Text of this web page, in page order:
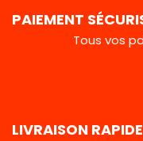
PAIEMENT
Tous vos
LIVRAISON RAPIDE